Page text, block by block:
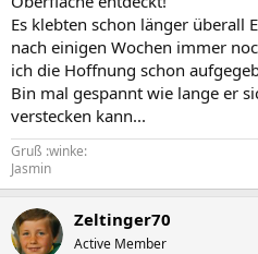
Es klebten schon länger überall
nach einigen Wochen immer
ich die Hoffnung schon
Bin mal gespannt wie lange er
verstecken kann...
Gruß :winke:
Jasmin
Zeltinger70
Active Member